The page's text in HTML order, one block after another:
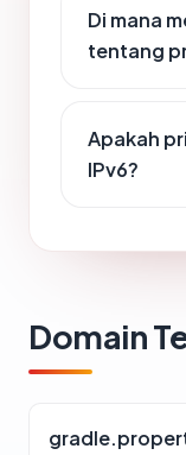
Di mana
tentang
Apakah
IPv6?
Domain